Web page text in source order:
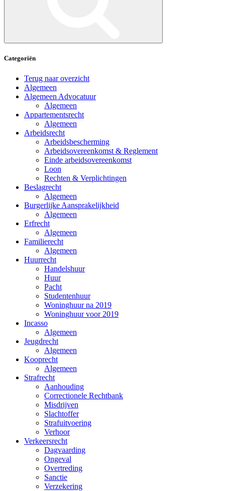
Categoriën
Terug naar overzicht
Algemeen
Algemeen Advocatuur
Algemeen
Appartementsrecht
Algemeen
Arbeidsrecht
Arbeidsbescherming
Arbeidsovereenkomst & Reglement
Einde arbeidsovereenkomst
Loon
Rechten & Verplichtingen
Beslagrecht
Algemeen
Burgerlijke Aansprakelijkheid
Algemeen
Erfrecht
Algemeen
Familierecht
Algemeen
Huurrecht
Handelshuur
Huur
Pacht
Studentenhuur
Woninghuur na 2019
Woninghuur voor 2019
Incasso
Algemeen
Jeugdrecht
Algemeen
Kooprecht
Algemeen
Strafrecht
Aanhouding
Correctionele Rechtbank
Misdrijven
Slachtoffer
Strafuitvoering
Verhoor
Verkeersrecht
Dagvaarding
Ongeval
Overtreding
Sanctie
Verzekering